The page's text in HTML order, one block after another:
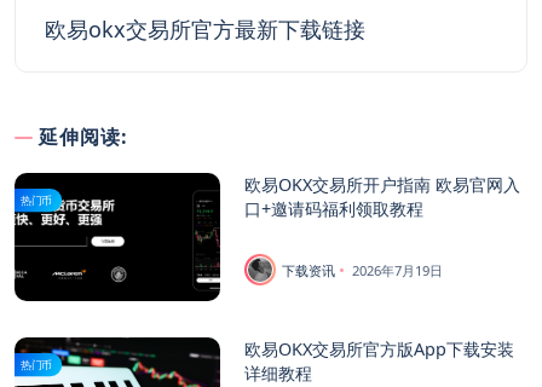
欧易okx交易所官方最新下载链接
延伸阅读:
热门币
欧易OKX交易所开户指南 欧易官网入
口+邀请码福利领取教程
下载资讯 2026年7月19日
热门币
欧易OKX交易所官方版App下载安装
详细教程